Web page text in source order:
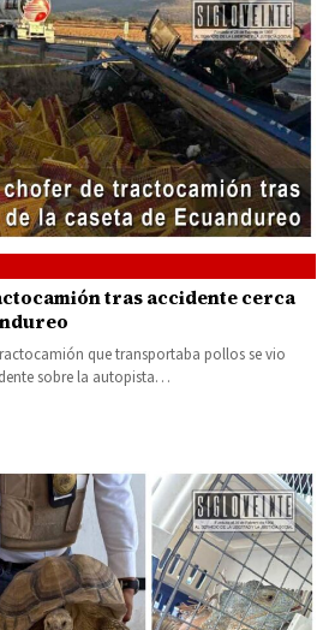
tras accidente cerca
que transportaba pollos se vio
sobre la autopista…